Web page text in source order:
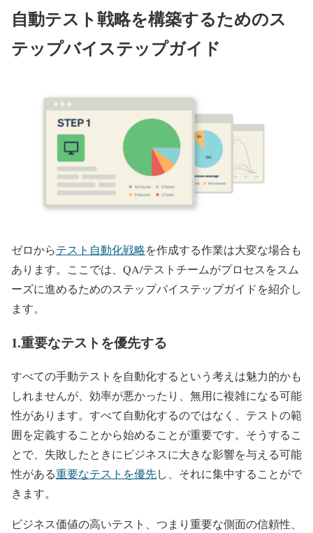
自動テスト戦略を構築するためのス
テップバイステップガイド
ゼロからテスト自動化戦略を作成する作業は大変な場合も
あります。ここでは、QA/テストチームがプロセスをスム
ーズに進めるためのステップバイステップガイドを紹介し
ます。
1.重要なテストを優先する
すべての手動テストを自動化するという考えは魅力的かも
しれませんが、効率が悪かったり、無用に複雑になる可能
性があります。すべて自動化するのではなく、テストの範
囲を定義することから始めることが重要です。そうするこ
とで、失敗したときにビジネスに大きな影響を与える可能
性がある重要なテストを優先し、それに集中することがで
きます。
ビジネス価値の高いテスト、つまり重要な側面の信頼性、